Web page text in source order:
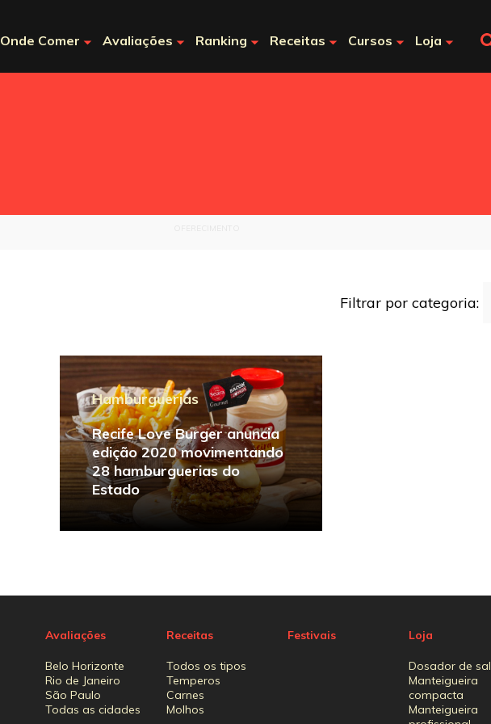
Onde Comer Avaliações Ranking Receitas Cursos Loja
Filtrar por categoria:
Hamburguerias
Recife Love Burger anuncia
edição 2020 movimentando
28 hamburguerias do
Estado
Avaliações
Belo Horizonte
Rio de Janeiro
São Paulo
Todas as cidades
Receitas
Todos os tipos
Temperos
Carnes
Molhos
Festivais Loja
Dosador de sal
Manteigueira
compacta
Manteigueira